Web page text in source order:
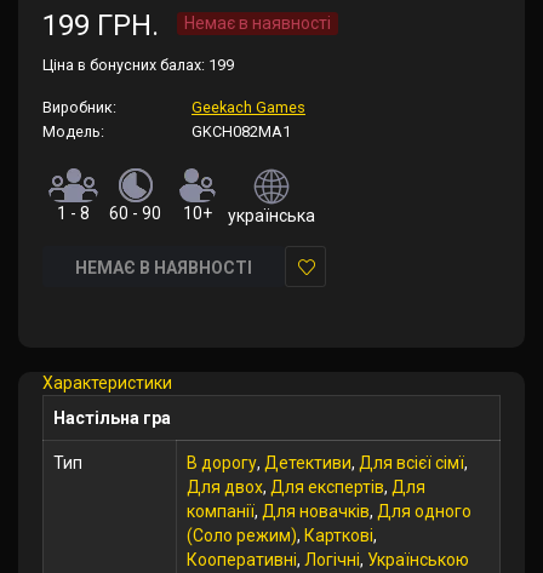
199 ГРН. Немає в наявності
Ціна в бонусних балах: 199
Виробник:
Geekach Games
Модель:
GKCH082MA1
1 - 8 60 - 90 10+ українська
НЕМАЄ В НАЯВНОСТІ
Характеристики
Настільна гра
Тип В дорогу, Детективи, Для всієї сімї,
Для двох, Для експертів, Для
компанії, Для новачків, Для одного
(Соло режим), Карткові,
Кооперативні, Логічні, Українською